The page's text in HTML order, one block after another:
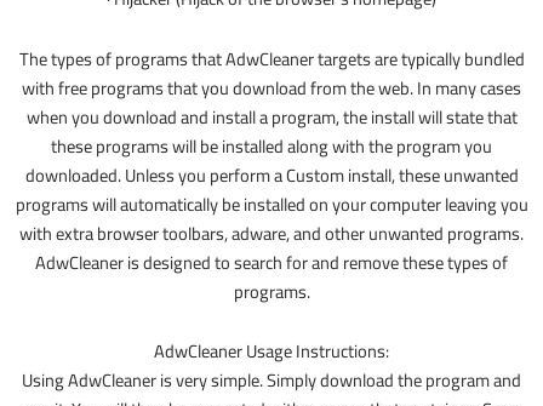
The types of programs that AdwCleaner targets are typically bundled
with free programs that you download from the web. In many cases
when you download and install a program, the install will state that
these programs will be installed along with the program you
downloaded. Unless you perform a Custom install, these unwanted
programs will automatically be installed on your computer leaving you
with extra browser toolbars, adware, and other unwanted programs.
AdwCleaner is designed to search for and remove these types of
programs.
AdwCleaner Usage Instructions:
Using AdwCleaner is very simple. Simply download the program and